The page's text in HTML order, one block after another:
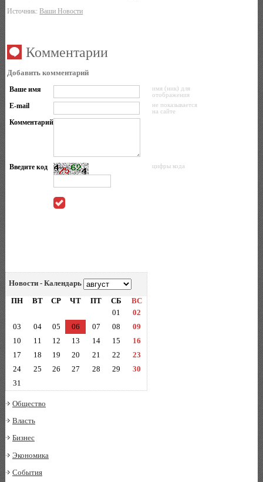
Источник:Ваши Новости
Комментарии
Добавить комментарий
Ваше имя
имя (ник) для
отображения
E-mail
не показывается
на сайте
Комментарий
Введите код цифры кода
Новости - Календарь
ПН
ВТ СР ЧТ ПТ СБ
ВС
01
02
03
04 05 06 07 08
09
10
11 12 13 14 15
16
17
18 19 20 21 22
23
24
25 26 27 28 29
30
31
Общество
Власть
Бизнес
Экономика
События